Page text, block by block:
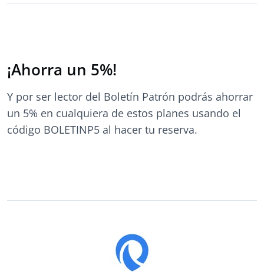
¡Ahorra un 5%!
Y por ser lector del Boletín Patrón podrás ahorrar
un 5% en cualquiera de estos planes usando el
código BOLETINP5 al hacer tu reserva.